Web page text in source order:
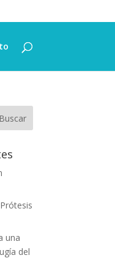
una
del